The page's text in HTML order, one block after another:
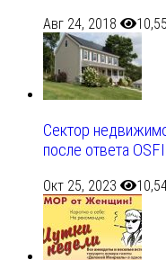
Авг 24, 2018
Сектор
после ответа
Окт 25, 2023